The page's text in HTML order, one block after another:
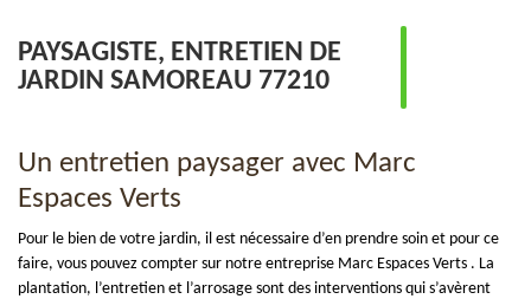
PAYSAGISTE, ENTRETIEN DE
JARDIN SAMOREAU 77210
Un entretien paysager avec Marc
Espaces Verts
Pour le bien de votre jardin, il est nécessaire d’en prendre soin et pour ce
faire, vous pouvez compter sur notre entreprise Marc Espaces Verts . La
plantation, l’entretien et l’arrosage sont des interventions qui s’avèrent